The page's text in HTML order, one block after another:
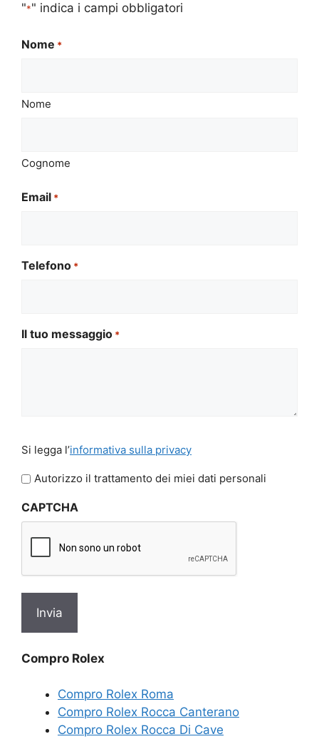
"*" indica i campi obbligatori
Nome *
Nome
Cognome
Email *
Telefono *
Il tuo messaggio *
legga
l'informativa
privacy
Si legga l’informativa sulla privacy
Autorizzo il trattamento dei miei dati personali
CAPTCHA
Compro Rolex
Compro Rolex Roma
Compro Rolex Rocca Canterano
Compro Rolex Rocca Di Cave